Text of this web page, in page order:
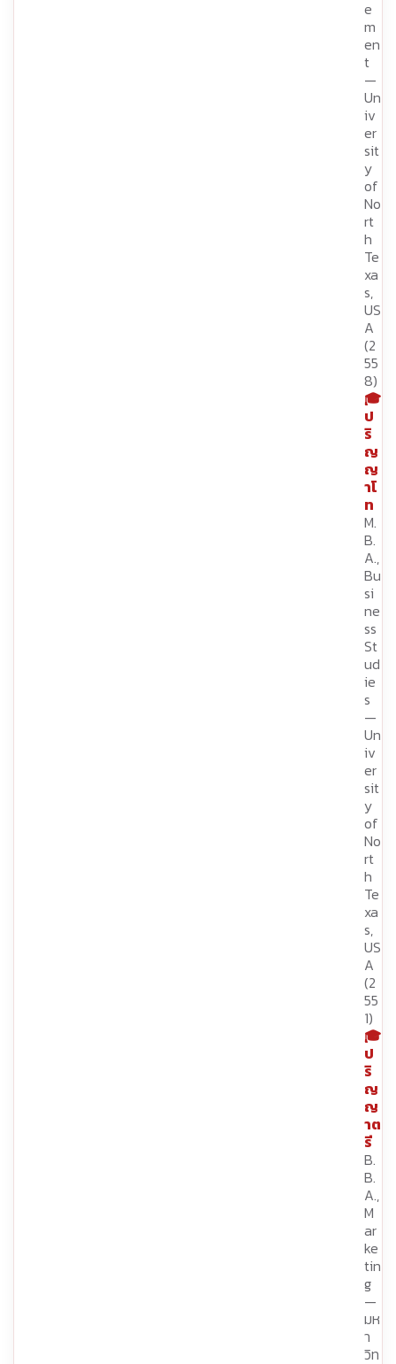
e
m
en
t
—
Un
iv
er
sit
y
of
No
rt
h
Te
xa
s,
US
A
(2
55
8)
🎓
ป
ริ
ญ
ญ
าโ
ท
M.
B.
A.,
Bu
si
ne
ss
St
ud
ie
s
—
Un
iv
er
sit
y
of
No
rt
h
Te
xa
s,
US
A
(2
55
1)
🎓
ป
ริ
ญ
ญ
าต
รี
B.
B.
A.,
M
ar
ke
tin
g
—
มห
า
วิท